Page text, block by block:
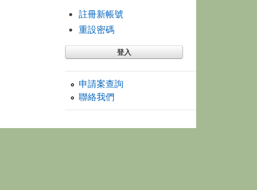
註冊新帳號
重設密碼
申請案查詢
聯絡我們